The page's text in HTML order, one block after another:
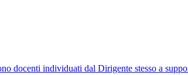
docenti individuati dal Dirigente stesso a